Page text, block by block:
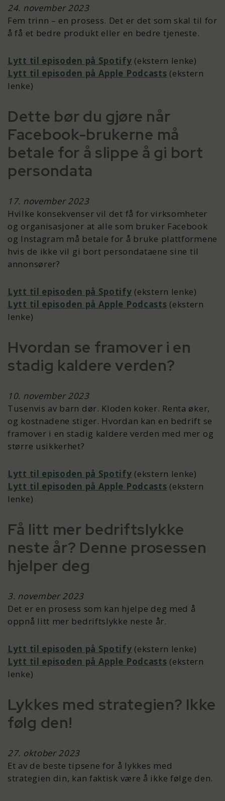
24. november 2023
Fem trinn – en prosess. Det er det som skal til for
å få et bedre produkt eller en bedre tjeneste.
Lytt til episoden på Spotify (ekstern lenke)
Lytt til episoden på Apple Podcasts (ekstern
lenke)
Dette bør du gjøre når
Facebook-brukerne må
betale for å slippe å gi bort
persondata
17. november 2023
Hvilke konsekvenser vil det få for virksomheter
og organisasjoner at alle som bruker Facebook
og Instagram må betale for å bruke plattformene
hvis de ikke vil gi bort persondataene sine til
annonsører?
Lytt til episoden på Spotify (ekstern lenke)
Lytt til episoden på Apple Podcasts (ekstern
lenke)
Hvordan se framover i en
stadig kaldere verden?
10. november 2023
Tusenvis av barn dør. Kloden koker. Renta øker,
og kostnadene stiger. Hvordan kan en bedrift se
framover i en stadig kaldere verden med mer og
større usikkerhet?
Lytt til episoden på Spotify (ekstern lenke)
Lytt til episoden på Apple Podcasts (ekstern
lenke)
Få litt mer bedriftslykke
neste år? Denne prosessen
hjelper deg
3. november 2023
Det er en prosess som kan hjelpe deg med å
oppnå litt mer bedriftslykke neste år.
Lytt til episoden på Spotify (ekstern lenke)
Lytt til episoden på Apple Podcasts (ekstern
lenke)
Lykkes med strategien? Ikke
følg den!
27. oktober 2023
Et av de beste tipsene for å lykkes med
strategien din, kan faktisk være å ikke følge den.